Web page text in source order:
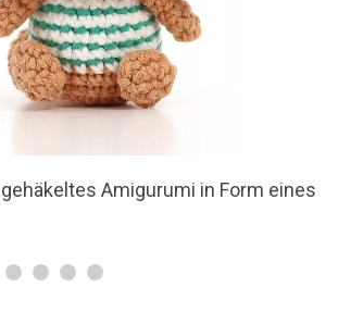
Amigurumi-Löwe